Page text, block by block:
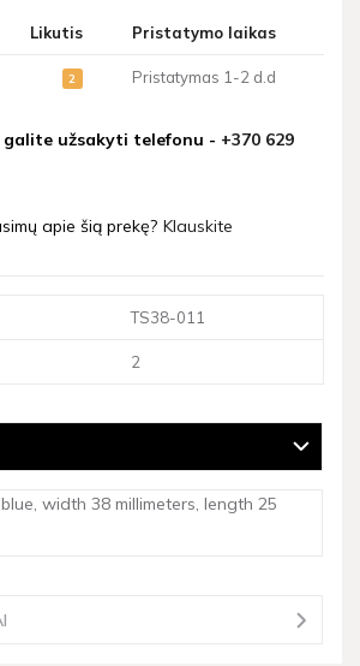
Likutis Pristatymo laikas
2 Pristatymas 1-2 d.d
galite užsakyti telefonu - +370 629
apie šią prekę? Klauskite
TS38-011
2
width 38 millimeters, length 25